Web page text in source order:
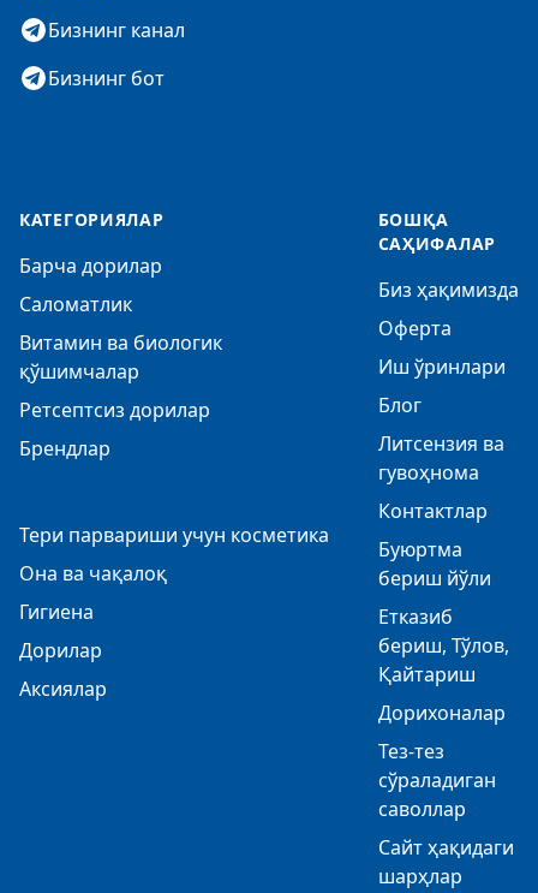
Бизнинг канал
Бизнинг бот
КАТЕГОРИЯЛАР
Барча дорилар
Саломатлик
Витамин ва биологик
қўшимчалар
Ретсептсиз дорилар
Брендлар
Тери парвариши учун косметика
Она ва чақалоқ
Гигиена
Дорилар
Аксиялар
БОШҚА
САҲИФАЛАР
Биз ҳақимизда
Оферта
Иш ўринлари
Блог
Литсензия ва
гувоҳнома
Контактлар
Буюртма
бериш йўли
Етказиб
бериш, Тўлов,
Қайтариш
Дорихоналар
Тез-тез
сўраладиган
саволлар
Сайт ҳақидаги
шарҳлар